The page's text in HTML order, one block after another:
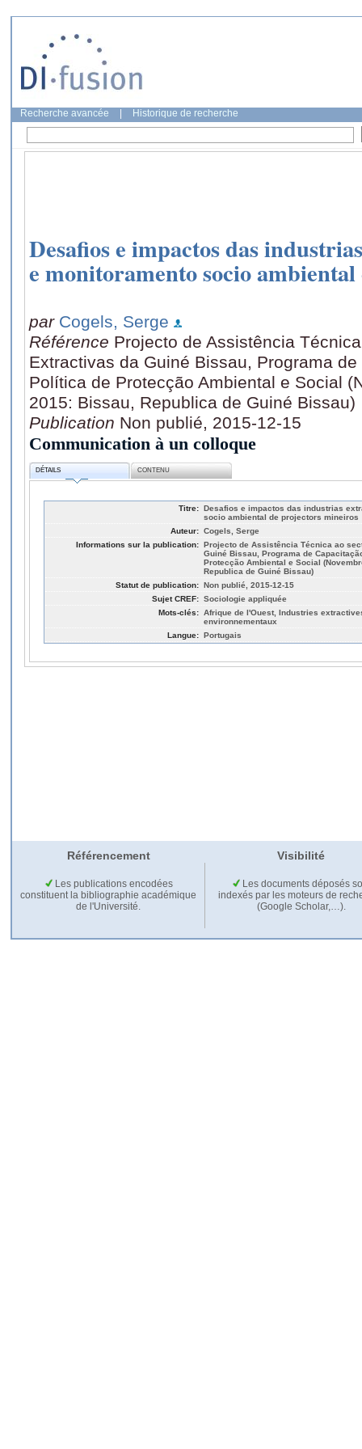
Recherche avancée Historique de recherche
Desafios e impactos das
e monitoramento socio
par Cogels, Serge
Référence Projecto de Assistência
Extractivas da Guiné Bissau, Programa
Política de Protecção Ambiental e Social
2015: Bissau, Republica de Guiné Bissau)
Publication Non publié, 2015-12-15
Communication à un colloque
DÉTAILS CONTENU
Titre: Desafios e impactos das industrias
socio ambiental de projectors mineiros
Auteur: Cogels, Serge
Informations sur la publication: Projecto de Assistência Técnica ao
Guiné Bissau, Programa de
Protecção Ambiental e Social
Republica de Guiné Bissau)
Statut de publication: Non publié, 2015-12-15
Sujet CREF: Sociologie appliquée
Mots-clés: Afrique de l'Ouest, Industries
environnementaux
Langue: Portugais
Référencement Visibilité
Les publications encodées
constituent la bibliographie académique
de l'Université.
Les documents déposés
indexés par les moteurs de
(Google Scholar,…).